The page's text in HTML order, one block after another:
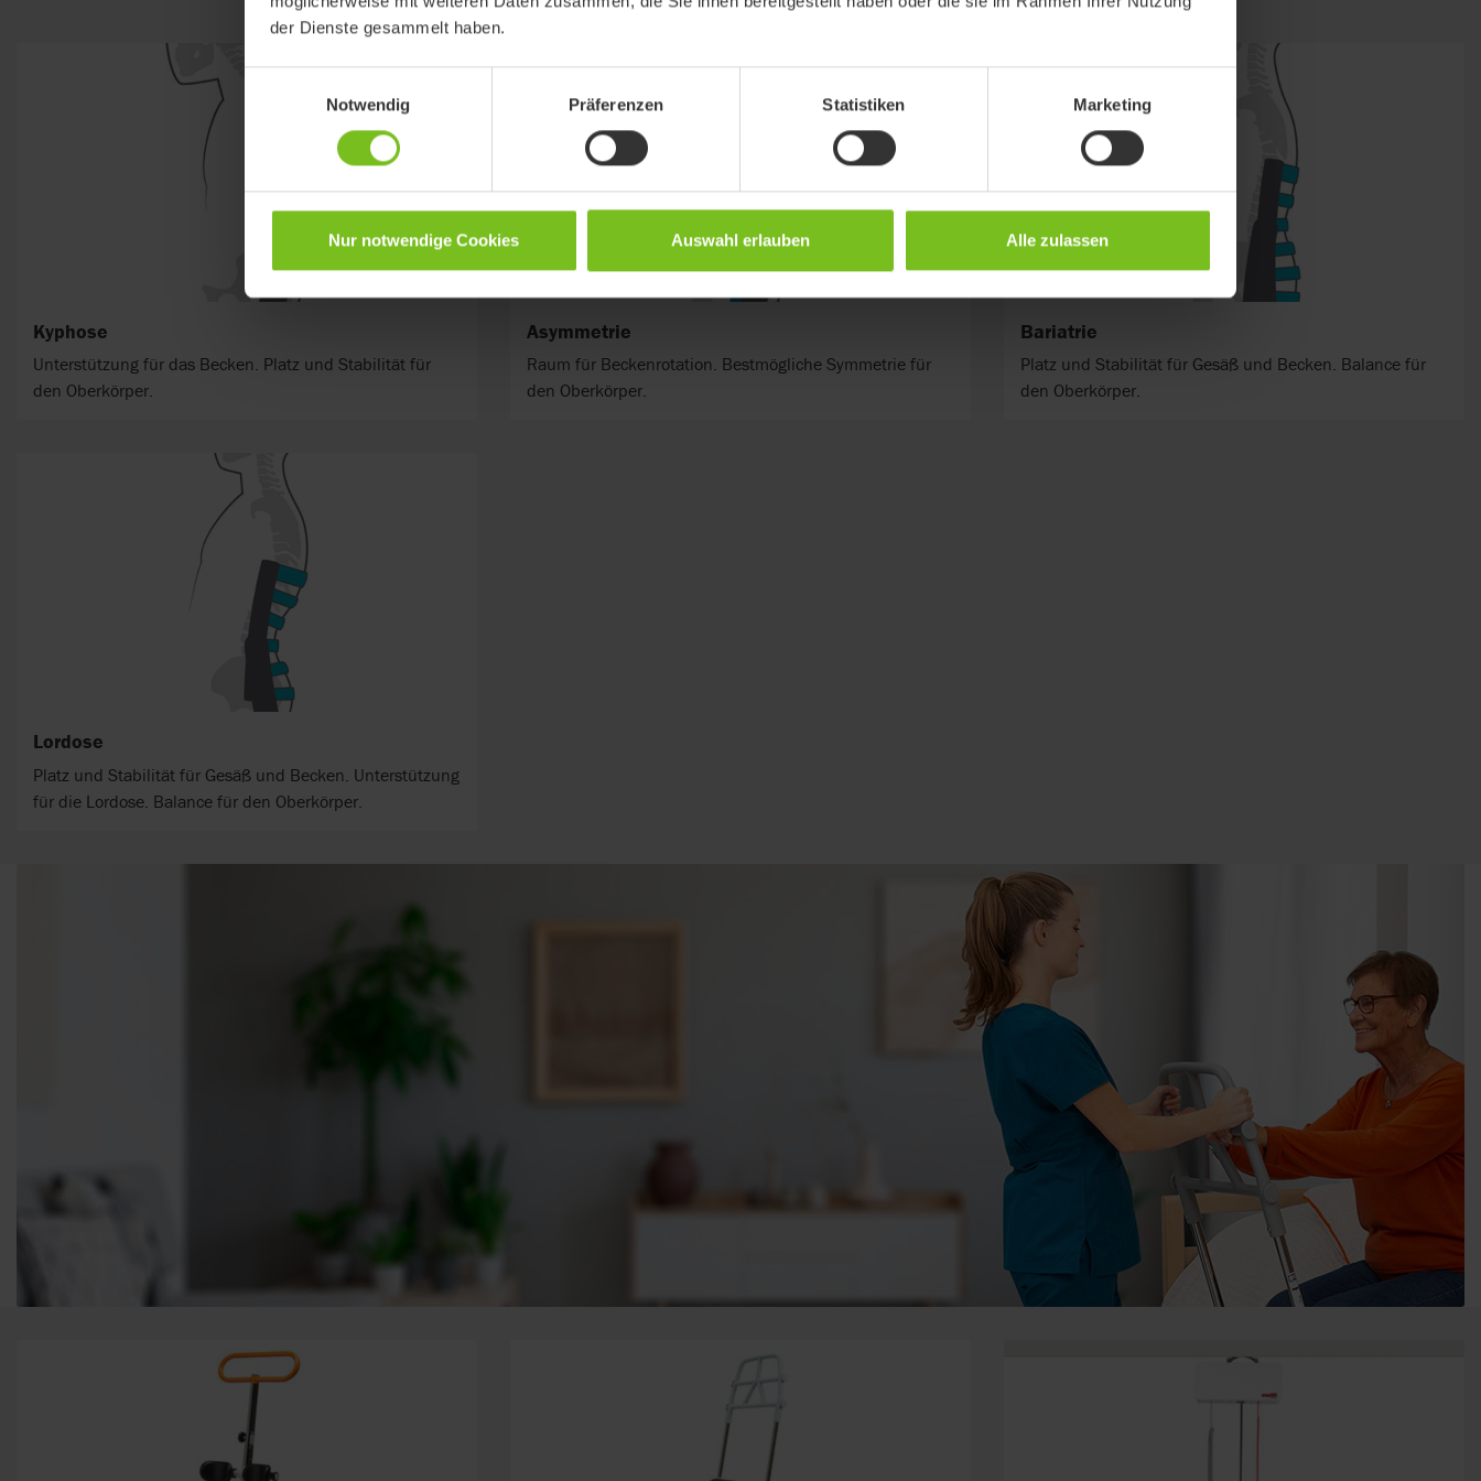
der Dienste gesammelt haben.
Notwendig
Präferenzen Statistiken Marketing
Nur notwendige Cookies Auswahl erlauben Alle zulassen
Kyphose
Unterstützung für das Becken. Platz und Stabilität für
den Oberkörper.
Asymmetrie
Raum für Beckenrotation. Bestmögliche Symmetrie für
den Oberkörper.
Bariatrie
Platz und Stabilität für Gesäß und Becken. Balance für
den Oberkörper.
Lordose
Platz und Stabilität für Gesäß und Becken. Unterstützung
für die Lordose. Balance für den Oberkörper.